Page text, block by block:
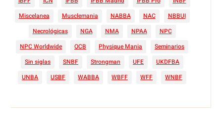
Miscelanea
Musclemania NABBA NAC
NBBUI
Necrológicas
NGA NMA NPAA
NPC
NPC Worldwide
OCB Physique Mania
Seminarios
Sin siglas
SNBF Strongman UFE
UKDFBA
UNBA
USBF WABBA WBFF WFF WNBF